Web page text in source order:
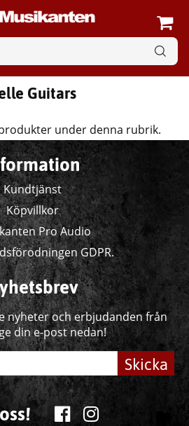
Guitars
under denna rubrik.
Kundtjänst
Köpvillkor
Pro Audio
GDPR.
nyheter och erbjudanden från
din e-post nedan!
Skicka